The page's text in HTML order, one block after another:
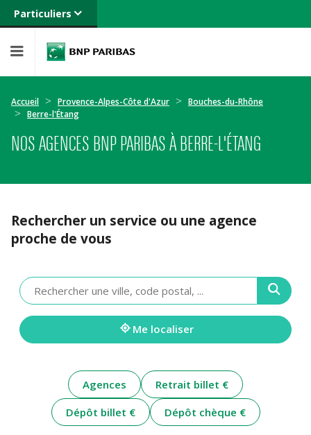
Particuliers
Banque privée
Entreprises
Accueil Provence-Alpes-Côte d'Azur
Bouches-du-Rhône
Berre-l'Étang
NOS AGENCES BNP PARIBAS À BERRE-L'ÉTANG
Rechercher un service ou une agence
proche de vous
Veuillez
renseigner
une
adresse
Me localiser
Agences
Retrait billet €
Dépôt billet €
Dépôt chèque €